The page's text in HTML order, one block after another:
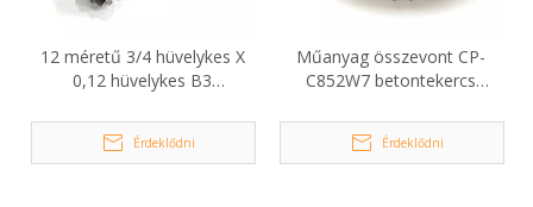
12 méretű 3/4 hüvelykes X
0,12 hüvelykes B3
Érdeklődni
Műanyag összevont CP-
C852W7 betontekercs
szegezőknek
Érdeklődni